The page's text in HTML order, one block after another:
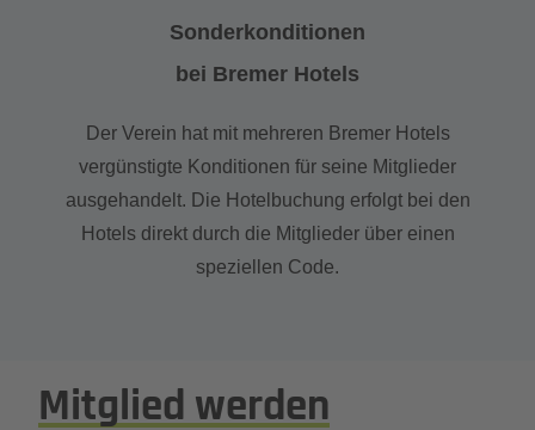
Sonderkonditionen
bei Bremer Hotels
Der Verein hat mit mehreren Bremer Hotels
vergünstigte Konditionen für seine Mitglieder
ausgehandelt. Die Hotelbuchung erfolgt bei den
Hotels direkt durch die Mitglieder über einen
speziellen Code.
Mitglied werden